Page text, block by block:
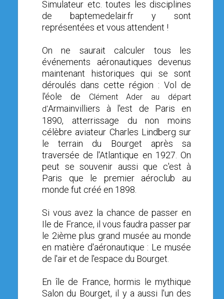
OPEN SUBMENU (SIMULATEUR)
SIMULATEUR
OPEN SUBMENU (DRÔNE)
DRÔNE
Simulateur etc. toutes les disciplines
de baptemedelair.fr y sont
représentées et vous attendent !
On ne saurait calculer tous les
événements aéronautiques devenus
maintenant historiques qui se sont
déroulés dans cette région : Vol de
l'éole de
Clément Ader au départ
d'Armainvilliers à l'est de Paris en
1890, atterrissage du non moins
célèbre aviateur Charles Lindberg sur
le terrain du Bourget après sa
traversée de l'Atlantique en 1927. On
peut se souvenir aussi que c'est à
Paris que le premier aéroclub au
monde fut créé en 1898.
Si vous avez la chance de passer en
Ile de France, il vous faudra passer par
le 2ième plus grand musée au monde
en matière d'aéronautique : Le musée
de l'air et de l'espace du Bourget.
En île de France, hormis le mythique
Salon du Bourget, il y a aussi l'un des